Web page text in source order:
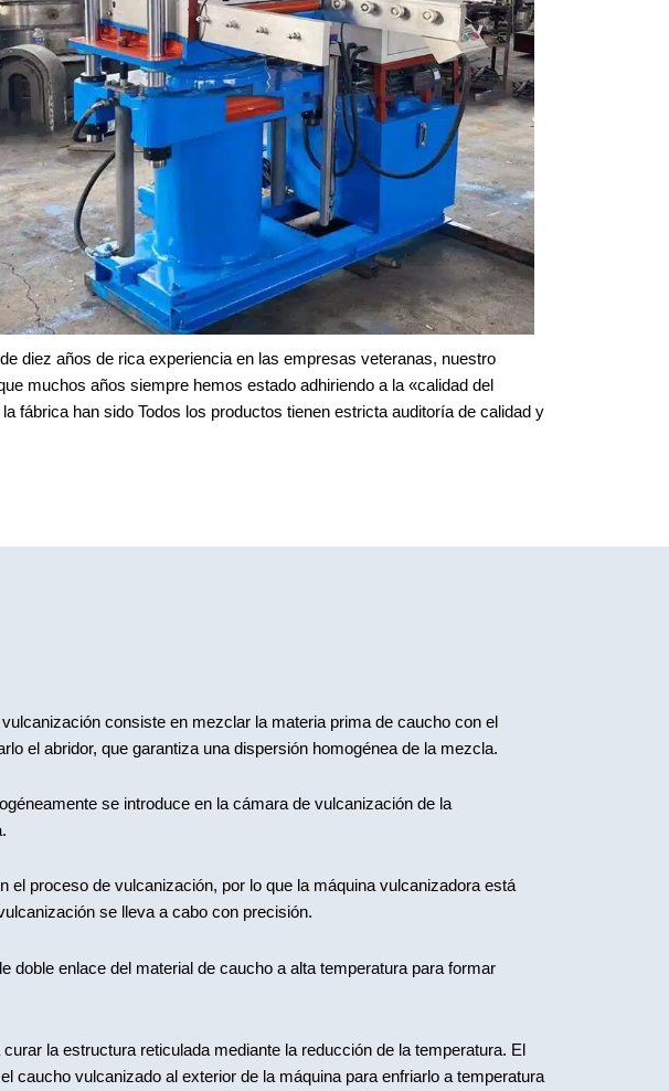
diez años de rica experiencia en las empresas veteranas, nuestro
muchos años siempre hemos estado adhiriendo a la «calidad del
fábrica han sido Todos los productos tienen estricta auditoría de calidad y
consiste en mezclar la materia prima de caucho con el
el abridor, que garantiza una dispersión homogénea de la mezcla.
se introduce en la cámara de vulcanización de la
proceso de vulcanización, por lo que la máquina vulcanizadora está
se lleva a cabo con precisión.
doble enlace del material de caucho a alta temperatura para formar
la estructura reticulada mediante la reducción de la temperatura. El
caucho vulcanizado al exterior de la máquina para enfriarlo a temperatura